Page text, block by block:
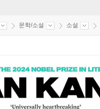
문학/소설 소설